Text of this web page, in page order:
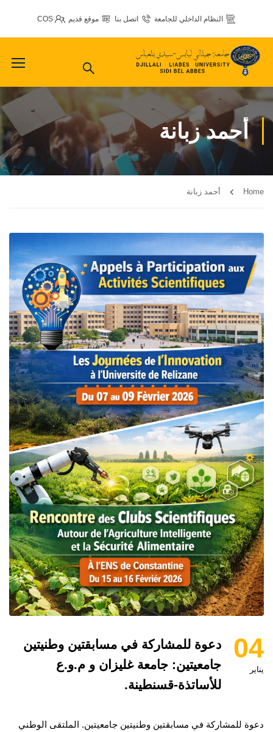
النظام الداخلي للجامعة اتصل بنا موقع قديم COS
أحمد زبانة
Home أحمد زبانة
04
يناير
دعوة للمشاركة في مسابقتين وطنيتين
جامعيتين: جامعة غليزان و م.و.ع
للأساتذة-قسنطينة.
دعوة للمشاركة في مسابقتين وطنيتين جامعيتين. الملتقى الوطني